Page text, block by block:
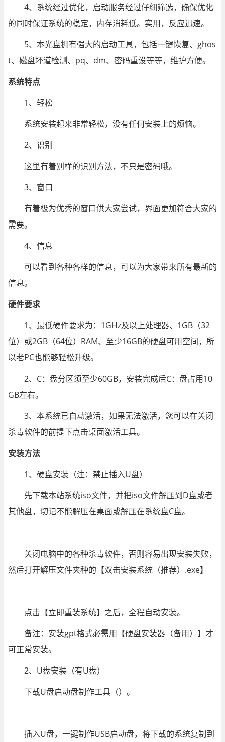
4、系统经过优化，启动服务经过仔细筛选，确保优化
的同时保证系统的稳定，内存消耗低。实用，反应迅速。
5、本光盘拥有强大的启动工具，包括一键恢复、ghos
t、磁盘坏道检测、pq、dm、密码重设等等，维护方便。
系统特点
1、轻松
系统安装起来非常轻松，没有任何安装上的烦恼。
2、识别
这里有着别样的识别方法，不只是密码哦。
3、窗口
有着极为优秀的窗口供大家尝试，界面更加符合大家的
需要。
4、信息
可以看到各种各样的信息，可以为大家带来所有最新的
信息。
硬件要求
1、最低硬件要求为：1GHz及以上处理器、1GB（32
位）或2GB（64位）RAM、至少16GB的硬盘可用空间，所
以老PC也能够轻松升级。
2、C：盘分区须至少60GB，安装完成后C：盘占用10
GB左右。
3、本系统已自动激活，如果无法激活，您可以在关闭
杀毒软件的前提下点击桌面激活工具。
安装方法
1、硬盘安装（注：禁止插入U盘）
先下载本站系统iso文件，并把iso文件解压到D盘或者
其他盘，切记不能解压在桌面或解压在系统盘C盘。
关闭电脑中的各种杀毒软件，否则容易出现安装失败，
然后打开解压文件夹种的【双击安装系统（推荐）.exe】
点击【立即重装系统】之后，全程自动安装。
备注：安装gpt格式必需用【硬盘安装器（备用）】才
可正常安装。
2、U盘安装（有U盘）
下载U盘启动盘制作工具（）。
插入U盘，一键制作USB启动盘，将下载的系统复制到